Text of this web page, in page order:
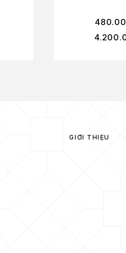
GIỚI THIỆU